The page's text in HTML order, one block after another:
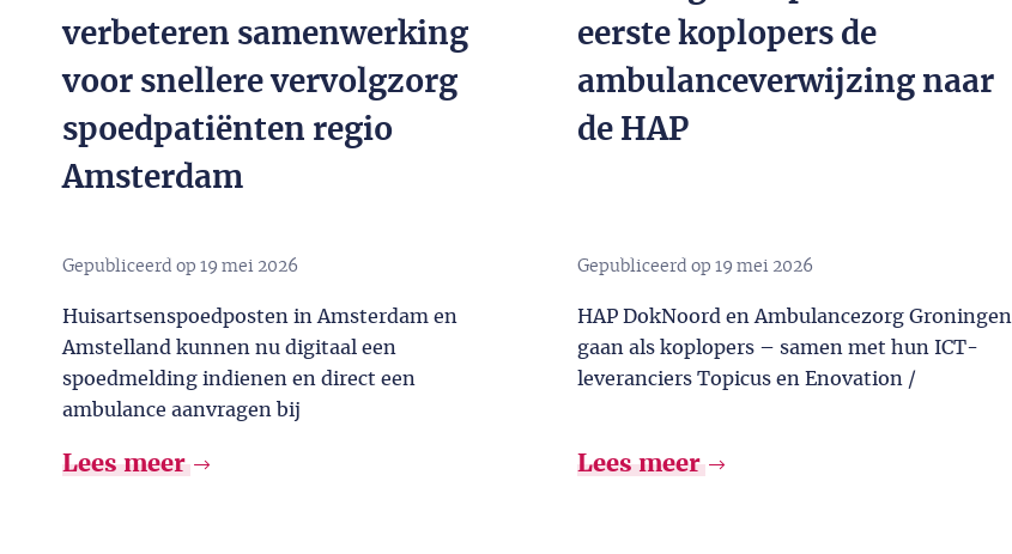
verbeteren samenwerking
voor snellere vervolgzorg
spoedpatiënten regio
Amsterdam
Gepubliceerd op 19 mei 2026
Huisartsenspoedposten in Amsterdam en
Amstelland kunnen nu digitaal een
spoedmelding indienen en direct een
ambulance aanvragen bij
Lees meer
eerste koplopers de
ambulanceverwijzing naar
de HAP
Gepubliceerd op 19 mei 2026
HAP DokNoord en Ambulancezorg Groningen
gaan als koplopers – samen met hun ICT-
leveranciers Topicus en Enovation /
Lees meer